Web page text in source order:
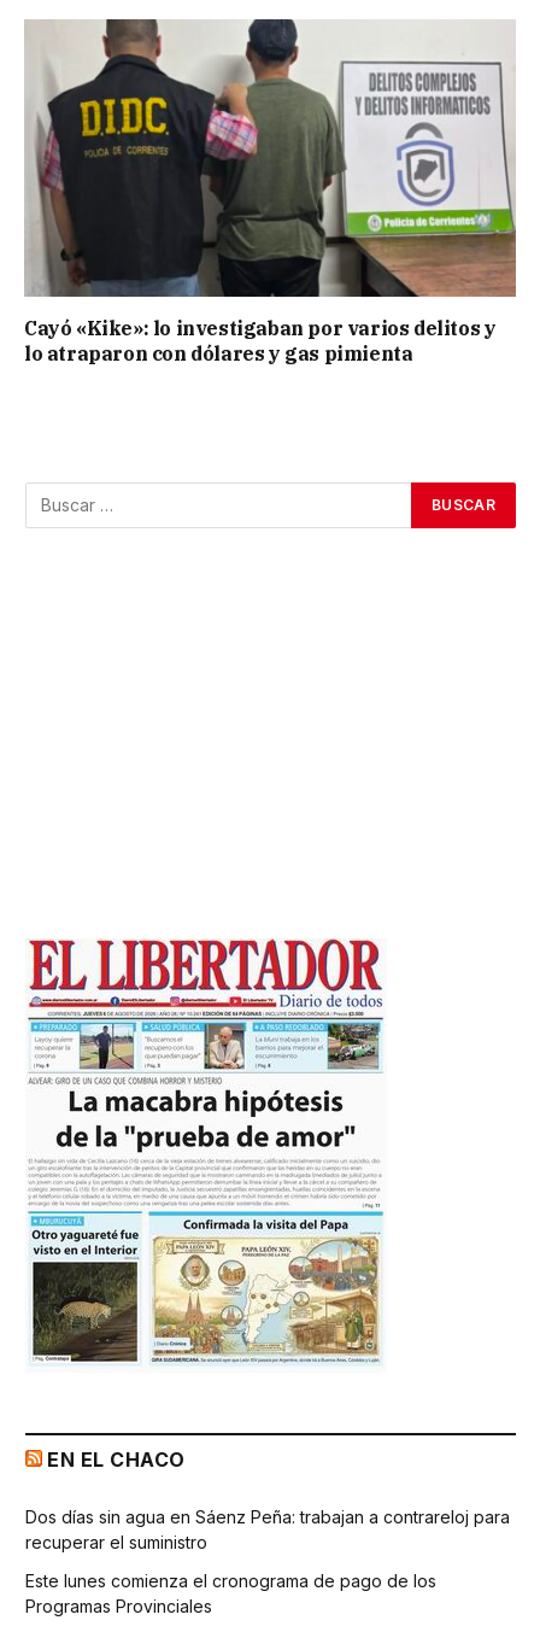
Cayó «Kike»: lo investigaban por varios delitos y
lo atraparon con dólares y gas pimienta
EN EL CHACO
Dos días sin agua en Sáenz Peña: trabajan a contrareloj para
recuperar el suministro
Este lunes comienza el cronograma de pago de los
Programas Provinciales